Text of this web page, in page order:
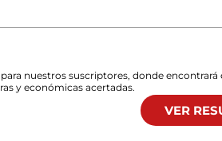
nuestros suscriptores, donde
y económicas acertadas.
VER